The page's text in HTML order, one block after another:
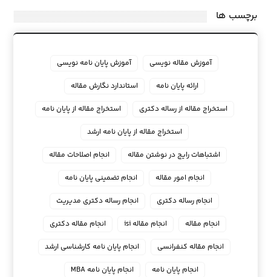
برچسب ها
آموزش مقاله نویسی
آموزش پایان نامه نویسی
ارائه پایان نامه
استاندارد نگارش مقاله
استخراج مقاله از رساله دکتری
استخراج مقاله از پایان نامه
استخراج مقاله از پایان نامه ارشد
اشتباهات رایج در نوشتن مقاله
انجام اصلاحات مقاله
انجام امور مقاله
انجام تضمینی پایان نامه
انجام رساله دکتری
انجام رساله دکتری مدیریت
انجام مقاله
انجام مقاله isi
انجام مقاله دکتری
انجام مقاله کنفرانسی
انجام پايان نامه كارشناسي ارشد
انجام پایان نامه
انجام پایان نامه MBA